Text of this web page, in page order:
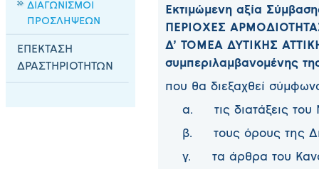
ΔΙΑΓΩΝΙΣΜΟΙ
ΠΡΟΣΛΗΨΕΩΝ
ΕΠΕΚΤΑΣΗ
ΔΡΑΣΤΗΡΙΟΤΗΤΩΝ
Εκτιμώμενη αξία
ΠΕΡΙΟΧΕΣ
Δ’ ΤΟΜΕΑ ΔΥΤΙΚΗΣ
συμπεριλαμβανομένης
που θα διεξαχθεί
α. τις διατάξεις του
β. τους όρους της
γ. τα άρθρα του